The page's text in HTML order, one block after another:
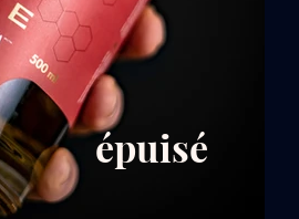
épuisé